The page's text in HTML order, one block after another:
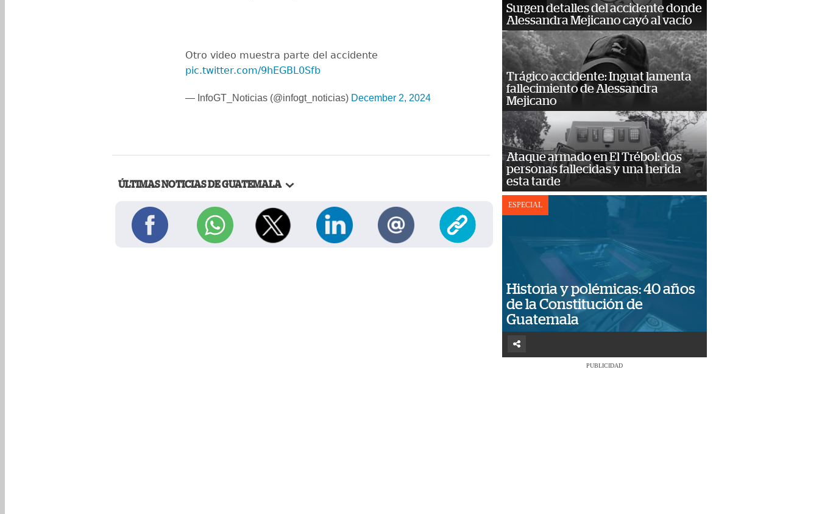
Otro video muestra parte del accidente
pic.twitter.com/9hEGBL0Sfb
— InfoGT_Noticias (@infogt_noticias) December 2, 2024
ÚLTIMAS NOTICIAS DE GUATEMALA
Surgen detalles del accidente donde
Alessandra Mejicano cayó al vacío
Trágico accidente: Inguat lamenta
fallecimiento de Alessandra
Mejicano
Ataque armado en El Trébol: dos
personas fallecidas y una herida
esta tarde
ESPECIAL
Historia y polémicas: 40 años
de la Constitución de
Guatemala
PUBLICIDAD